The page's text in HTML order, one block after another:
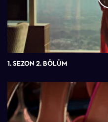
1. SEZON 2. BÖLÜM